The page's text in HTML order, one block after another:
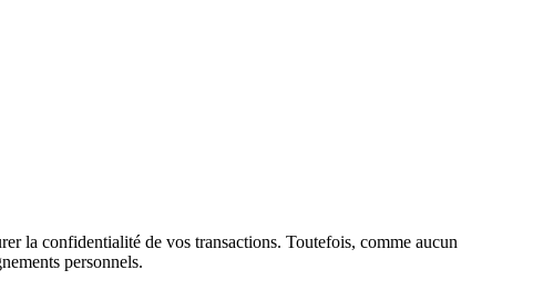
la confidentialité de vos transactions. Toutefois, comme aucun
personnels.